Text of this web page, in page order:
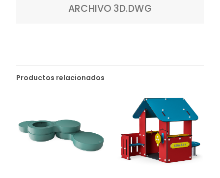
ARCHIVO 3D.DWG
Productos relacionados